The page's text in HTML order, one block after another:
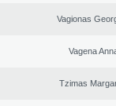
Vagionas
Vagena
Tzimas